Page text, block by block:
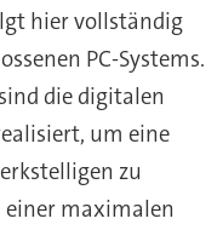
hier vollständig
PC-Systems.
die digitalen
um eine
zu
einer maximalen